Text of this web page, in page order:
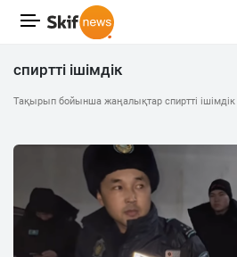
спиртті ішімдік
Тақырып бойынша жаңалықтар спиртті ішімдік